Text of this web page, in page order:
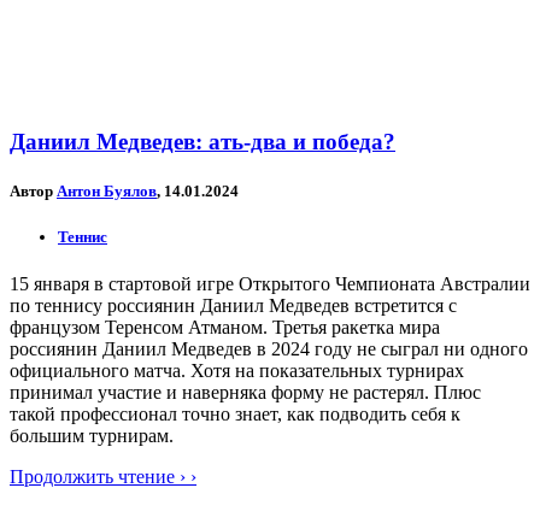
Даниил Медведев: ать-два и победа?
Автор Антон Буялов, 14.01.2024
Теннис
15 января в стартовой игре Открытого Чемпионата Австралии
по теннису россиянин Даниил Медведев встретится с
французом Теренсом Атманом. Третья ракетка мира
россиянин Даниил Медведев в 2024 году не сыграл ни одного
официального матча. Хотя на показательных турнирах
принимал участие и наверняка форму не растерял. Плюс
такой профессионал точно знает, как подводить себя к
большим турнирам.
Продолжить чтение › ›